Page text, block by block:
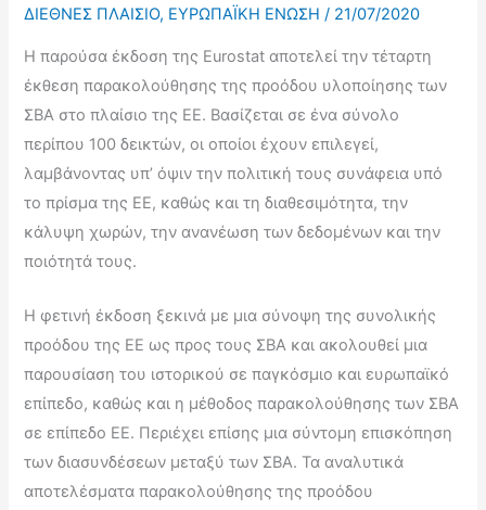
ΔΙΕΘΝΕΣ ΠΛΑΙΣΙΟ, ΕΥΡΩΠΑΪΚΗ ΕΝΩΣΗ / 21/07/2020
Η παρούσα έκδοση της Eurostat αποτελεί την τέταρτη
έκθεση παρακολούθησης της προόδου υλοποίησης των
ΣΒΑ στο πλαίσιο της ΕΕ. Βασίζεται σε ένα σύνολο
περίπου 100 δεικτών, οι οποίοι έχουν επιλεγεί,
λαμβάνοντας υπ’ όψιν την πολιτική τους συνάφεια υπό
το πρίσμα της ΕΕ, καθώς και τη διαθεσιμότητα, την
κάλυψη χωρών, την ανανέωση των δεδομένων και την
ποιότητά τους.
Η φετινή έκδοση ξεκινά με μια σύνοψη της συνολικής
προόδου της ΕΕ ως προς τους ΣΒΑ και ακολουθεί μια
παρουσίαση του ιστορικού σε παγκόσμιο και ευρωπαϊκό
επίπεδο, καθώς και η μέθοδος παρακολούθησης των ΣΒΑ
σε επίπεδο ΕΕ. Περιέχει επίσης μια σύντομη επισκόπηση
των διασυνδέσεων μεταξύ των ΣΒΑ. Τα αναλυτικά
αποτελέσματα παρακολούθησης της προόδου